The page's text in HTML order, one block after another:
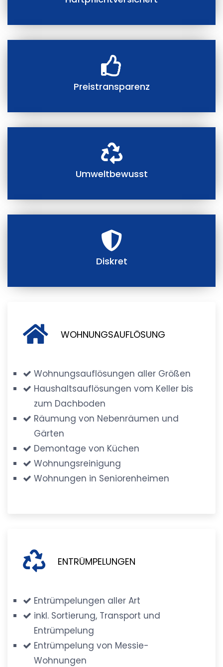
Preistransparenz
Umweltbewusst
Diskret
WOHNUNGSAUFLÖSUNG
Wohnungsauflösungen aller Größen
Haushaltsauflösungen vom Keller bis
zum Dachboden
Räumung von Nebenräumen und
Gärten
Demontage von Küchen
Wohnungsreinigung
Wohnungen in Seniorenheimen
ENTRÜMPELUNGEN
Entrümpelungen aller Art
inkl. Sortierung, Transport und
Entrümpelung
Entrümpelung von Messie-
Wohnungen